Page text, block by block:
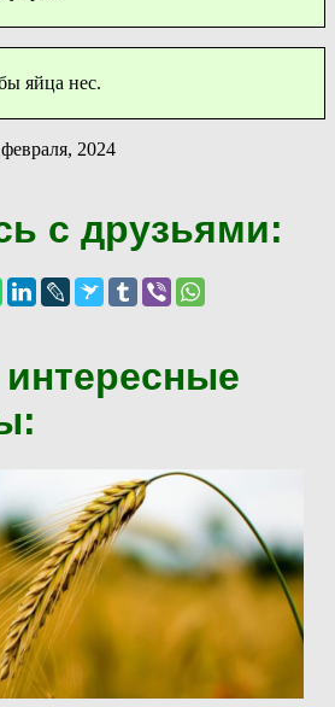
яйца нес.
2024
с друзьями: